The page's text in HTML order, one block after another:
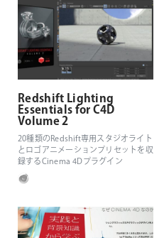
Redshift Lighting
Essentials for C4D
Volume 2
20種類のRedshift専用スタジオライト
とロゴアニメーションプリセットを収
録するCinema 4Dプラグイン